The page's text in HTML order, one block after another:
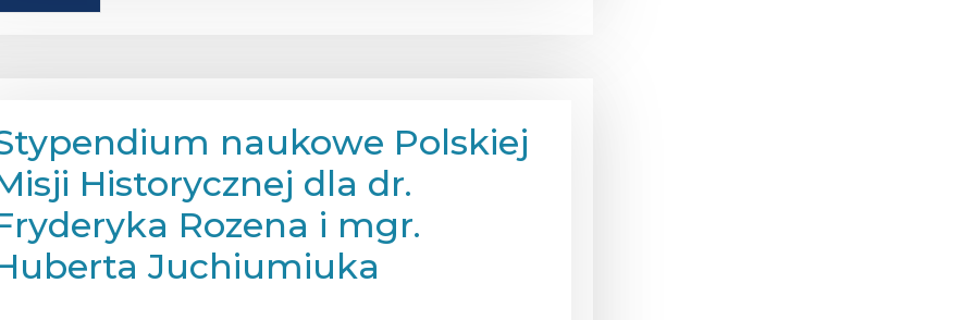
naukowe Polskiej
Historycznej dla dr.
Rozena i mgr.
Juchiumiuka